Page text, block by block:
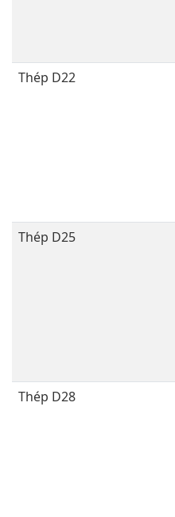
Thép D22
Thép D25
Thép D28